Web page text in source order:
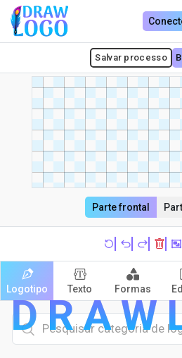
DRAW
Parte frontal
Salvar processo
Logotipo Texto Formas